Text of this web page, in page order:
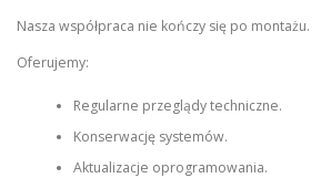
Nasza współpraca nie kończy się po montażu.
Oferujemy:
Regularne przeglądy techniczne.
Konserwację systemów.
Aktualizacje oprogramowania.